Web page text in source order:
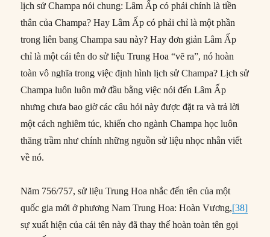
lịch sử Champa nói chung: Lâm Ấp có phải chính là tiền
thân của Champa? Hay Lâm Ấp có phải chỉ là một phần
trong liên bang Champa sau này? Hay đơn giản Lâm Ấp
chỉ là một cái tên do sử liệu Trung Hoa “vẽ ra”, nó hoàn
toàn vô nghĩa trong việc định hình lịch sử Champa? Lịch sử
Champa luôn luôn mở đầu bằng việc nói đến Lâm Ấp
nhưng chưa bao giờ các câu hỏi này được đặt ra và trả lời
một cách nghiêm túc, khiến cho ngành Champa học luôn
thăng trầm như chính những nguồn sử liệu nhọc nhằn viết
về nó.
Năm 756/757, sử liệu Trung Hoa nhắc đến tên của một
quốc gia mới ở phương Nam Trung Hoa: Hoàn Vương,[38]
sự xuất hiện của cái tên này đã thay thế hoàn toàn tên gọi